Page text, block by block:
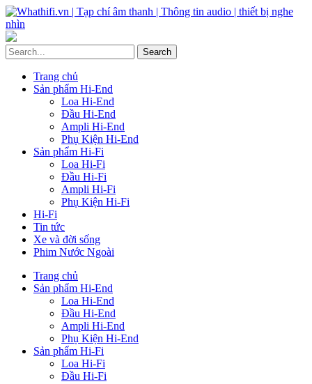
Trang chủ
Sản phẩm Hi-End
Loa Hi-End
Đầu Hi-End
Ampli Hi-End
Phụ Kiện Hi-End
Sản phẩm Hi-Fi
Loa Hi-Fi
Đầu Hi-Fi
Ampli Hi-Fi
Phụ Kiện Hi-Fi
Hi-Fi
Tin tức
Xe và đời sống
Phim Nước Ngoài
Trang chủ
Sản phẩm Hi-End
Loa Hi-End
Đầu Hi-End
Ampli Hi-End
Phụ Kiện Hi-End
Sản phẩm Hi-Fi
Loa Hi-Fi
Đầu Hi-Fi